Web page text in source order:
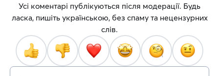
Усі коментарі публікуються після модерації. Будь
ласка, пишіть українською, без спаму та нецензурних
слів.